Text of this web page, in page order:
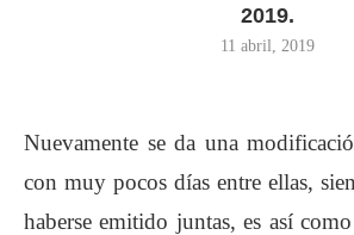
2019.
11 abril, 2019
Nuevamente se da una
con muy pocos días entre ellas,
haberse emitido juntas, es así